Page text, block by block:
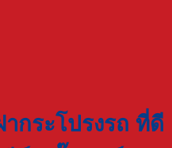
กระโปรงรถ ที่ดี